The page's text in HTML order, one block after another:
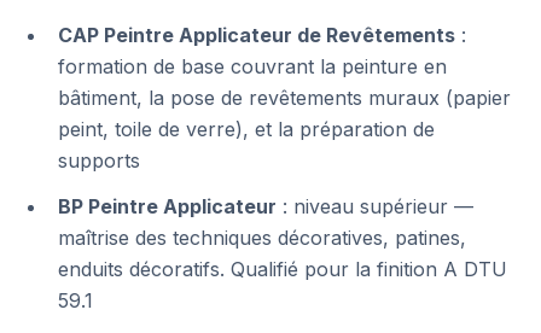
CAP Peintre Applicateur de Revêtements :
formation de base couvrant la peinture en
bâtiment, la pose de revêtements muraux (papier
peint, toile de verre), et la préparation de
supports
BP Peintre Applicateur : niveau supérieur —
maîtrise des techniques décoratives, patines,
enduits décoratifs. Qualifié pour la finition A DTU
59.1